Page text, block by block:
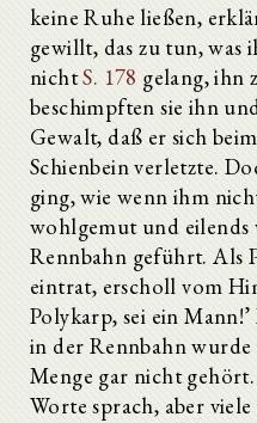
keine Ruhe ließen,
gewillt, das zu tun, was
nichtS. 178 gelang, ihn
beschimpften sie ihn
Gewalt, daß er sich
Schienbein verletzte.
ging, wie wenn ihm
wohlgemut und
Rennbahn geführt. Als
eintrat, erscholl vom
Polykarp, sei ein
in der Rennbahn
Menge gar nicht
Worte sprach, aber